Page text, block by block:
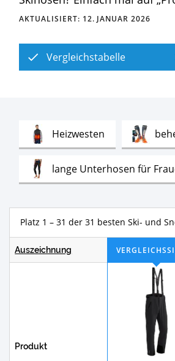
AKTUALISIERT: 12. JANUAR 2026
Vergleichstabelle
Heizwesten
lange Unterhosen für
ZehenwärmerTest
Platz 1 – 7
Auszeichnung
Produkt